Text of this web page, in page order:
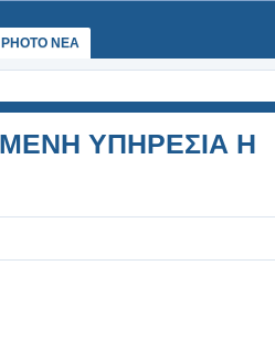
PHOTO NEA
ΥΠΗΡΕΣΙΑ Η